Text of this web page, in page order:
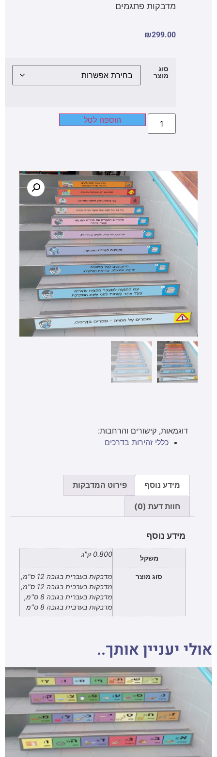
מדבקות פתגמים
₪299.00
סוג
מוצר
הוספה לסל
דוגמאות, קישורים והרחבות:
כללי זהירות בדרכים
מידע נוסף פירוט המדבקות
חוות דעת (0)
מידע נוסף
משקל 0.800 ק"ג
סוג מוצר
מדבקות בעברית בגובה 12 ס"מ,
מדבקות בערבית בגובה 12 ס"מ,
מדבקות בעברית בגובה 8 ס"מ,
מדבקות בערבית בגובה 8 ס"מ
אולי יעניין אותך..